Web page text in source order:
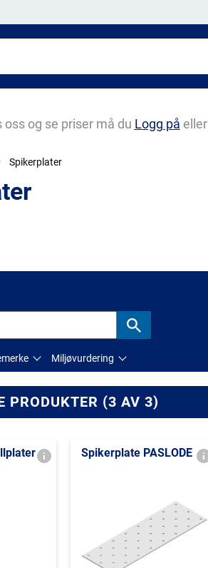
oss og se priser må du Logg på eller
Spikerplater
Miljøvurdering
PRODUKTER (3 AV 3)
Spikerplate PASLODE